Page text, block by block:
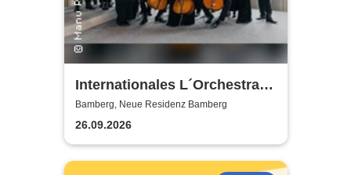
Internationales L´Orchestra I
Sedici
Bamberg, Neue Residenz Bamberg
26.09.2026